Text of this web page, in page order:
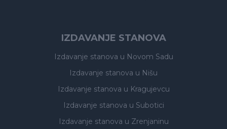
IZDAVANJE STANOVA
Izdavanje stanova u Novom Sadu
Izdavanje stanova u Nišu
Izdavanje stanova u Kragujevcu
Izdavanje stanova u Subotici
Izdavanje stanova u Zrenjaninu